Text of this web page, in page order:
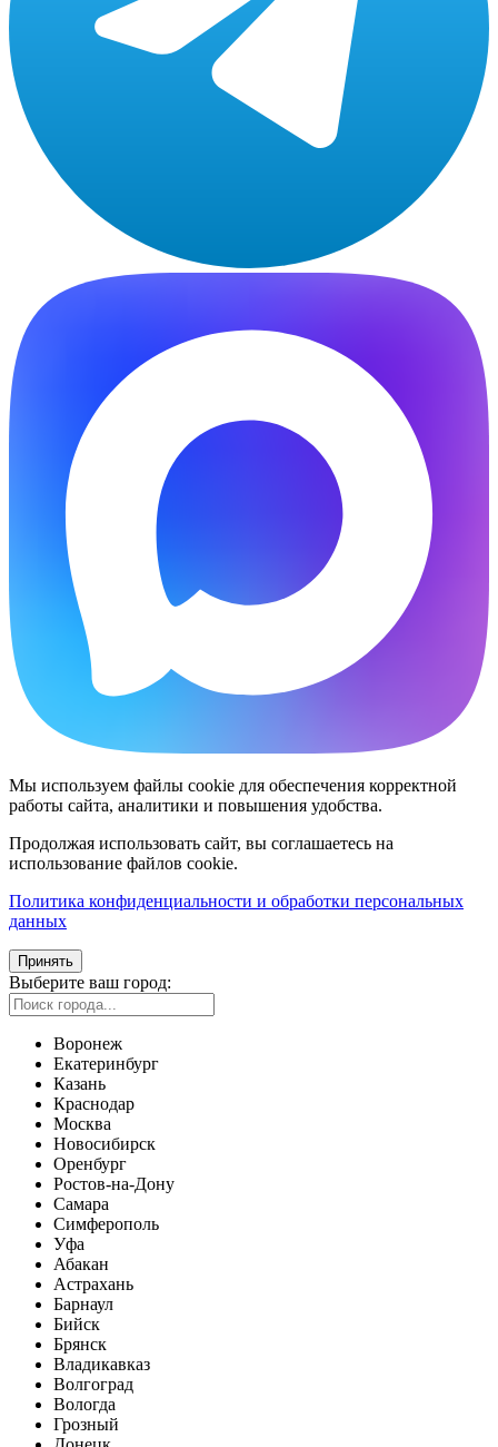
Мы используем файлы cookie для обеспечения корректной
работы сайта, аналитики и повышения удобства.
Продолжая использовать сайт, вы соглашаетесь на
использование файлов cookie.
Политика конфиденциальности и обработки персональных
данных
Принять
Выберите ваш город:
Воронеж
Екатеринбург
Казань
Краснодар
Москва
Новосибирск
Оренбург
Ростов-на-Дону
Самара
Симферополь
Уфа
Абакан
Астрахань
Барнаул
Бийск
Брянск
Владикавказ
Волгоград
Вологда
Грозный